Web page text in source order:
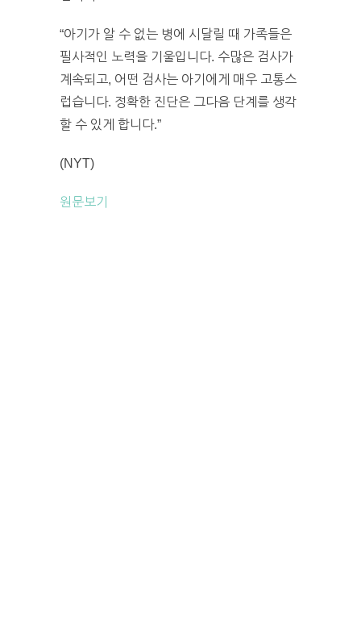
“아기가 알 수 없는 병에 시달릴 때 가족들은
필사적인 노력을 기울입니다. 수많은 검사가
계속되고, 어떤 검사는 아기에게 매우 고통스
럽습니다. 정확한 진단은 그다음 단계를 생각
할 수 있게 합니다.”
(NYT)
원문보기